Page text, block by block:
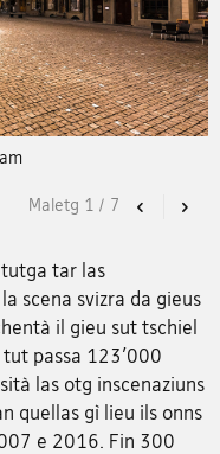
Previous
Maletg 1 / 7
tar las
scena svizra da gieus
il gieu sut tschiel
tut passa 123'000
las otg inscenaziuns
quellas gì lieu ils onns
e 2016. Fin 300